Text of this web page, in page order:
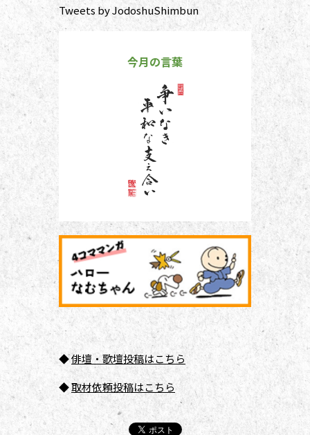
Tweets by JodoshuShimbun
今月の言葉
◆俳壇 ・歌壇投稿はこちら
◆取材依頼投稿はこちら